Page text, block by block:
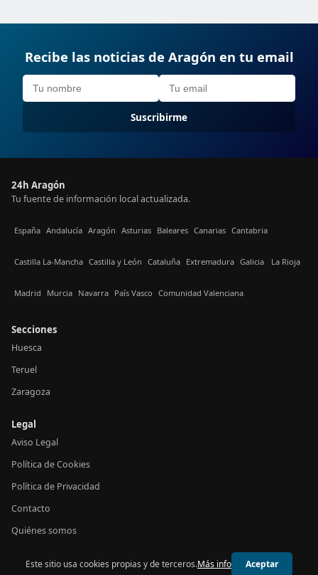
Recibe las noticias de Aragón en tu email
Suscribirme
24h Aragón
Tu fuente de información local actualizada.
España Andalucía Aragón Asturias Baleares Canarias Cantabria
Castilla La-Mancha Castilla y León Cataluña Extremadura Galicia La Rioja
Madrid Murcia Navarra País Vasco Comunidad Valenciana
Secciones
Huesca
Teruel
Zaragoza
Legal
Aviso Legal
Política de Cookies
Política de Privacidad
Contacto
Quiénes somos
© 2026 24h Aragón
Este sitio usa cookies propias y de terceros.Más info Aceptar